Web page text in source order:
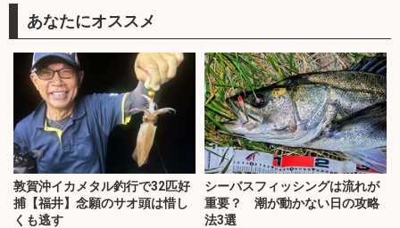
あなたにオススメ
敦賀沖イカメタル釣行で32匹好
捕【福井】念願のサオ頭は惜し
くも逃す
シーバスフィッシングは流れが
重要？ 潮が動かない日の攻略
法3選